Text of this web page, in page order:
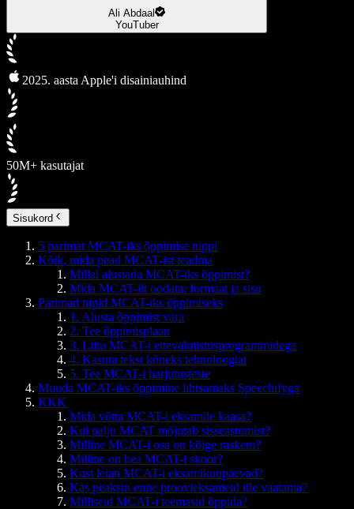
Ali Abdaal
YouTuber
2025. aasta Apple'i disainiauhind
50M+ kasutajat
Sisukord
5 parimat MCAT-iks õppimise nippi
Kõik, mida pead MCAT-ist teadma
Millal alustada MCAT-iks õppimist?
Mida MCAT-ilt oodata: formaat ja sisu
Parimad nipid MCAT-iks õppimiseks
1. Alusta õppimist vara
2. Tee õppimisplaan
3. Liitu MCAT-i ettevalmistusprogrammidega
4. Kasuta tekst kõneks tehnoloogiat
5. Tee MCAT-i harjutusteste
Muuda MCAT-iks õppimine lihtsamaks Speechifyga
KKK
Mida võtta MCAT-i eksamile kaasa?
Kui palju MCAT mõjutab sisseastumist?
Milline MCAT-i osa on kõige raskem?
Milline on hea MCAT-i skoor?
Kust leian MCAT-i eksamikuupäevad?
Kas peaksin enne proovieksameid üle vaatama?
Milliseid MCAT-i teemasid õppida?